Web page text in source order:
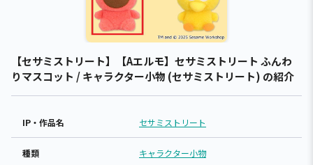
【セサミストリート】【Aエルモ】セサミストリート ふんわ
りマスコット / キャラクター小物 (セサミストリート) の紹介
IP・作品名 セサミストリート
種類 キャラクター小物